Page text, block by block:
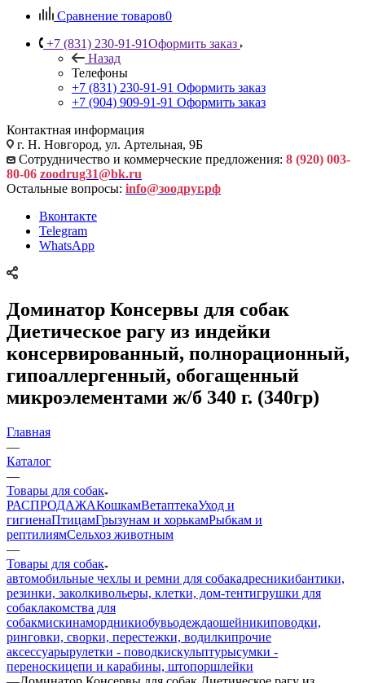
Сравнение товаров0
+7 (831) 230-91-91Оформить заказ
Назад
Телефоны
+7 (831) 230-91-91 Оформить заказ
+7 (904) 909-91-91 Оформить заказ
Контактная информация
г. Н. Новгород, ул. Артельная, 9Б
Сотрудничество и коммерческие предложения: 8 (920) 003-
80-06 zoodrug31@bk.ru
Остальные вопросы: info@зоодруг.рф
Вконтакте
Telegram
WhatsApp
Доминатор Консервы для собак
Диетическое рагу из индейки
консервированный, полнорационный,
гипоаллергенный, обогащенный
микроэлементами ж/б 340 г. (340гр)
Главная
—
Каталог
—
Товары для собак
РАСПРОДАЖАКошкамВетаптекаУход и
гигиенаПтицамГрызунам и хорькамРыбкам и
рептилиямСельхоз животным
—
Товары для собак
автомобильные чехлы и ремни для собакадресникибантики,
резинки, заколкивольеры, клетки, дом-тентигрушки для
собаклакомства для
собакмискинамордникиобувьодеждаошейникиповодки,
ринговки, сворки, перестежки, водилкипрочие
аксессуарырулетки - поводкискульптурысумки -
переноскицепи и карабины, штопоршлейки